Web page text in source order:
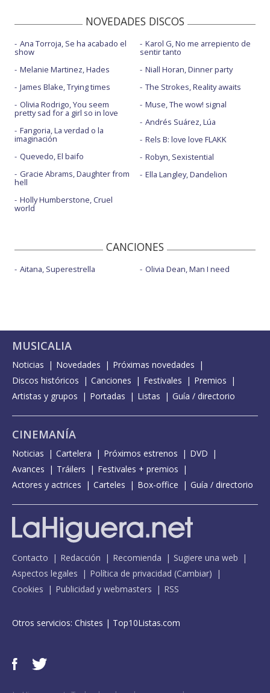
NOVEDADES DISCOS
Ana Torroja, Se ha acabado el
show
Melanie Martinez, Hades
James Blake, Trying times
Olivia Rodrigo, You seem
pretty sad for a girl so in love
Fangoria, La verdad o la
imaginación
Quevedo, El baifo
Gracie Abrams, Daughter from
hell
Holly Humberstone, Cruel
world
Karol G, No me arrepiento de
sentir tanto
Niall Horan, Dinner party
The Strokes, Reality awaits
Muse, The wow! signal
Andrés Suárez, Lúa
Rels B: love love FLAKK
Robyn, Sexistential
Ella Langley, Dandelion
CANCIONES
Aitana, Superestrella Olivia Dean, Man I need
MUSICALIA
Noticias Novedades
Próximas novedades
Discos históricos
Canciones Festivales
Premios
Artistas y grupos
Portadas Listas Guía / directorio
CINEMANÍA
Noticias Cartelera Próximos estrenos
DVD
Avances
Tráilers
Festivales + premios
Actores y actrices
Carteles Box-office Guía / directorio
Contacto Redacción Recomienda
Sugiere una web
Aspectos legales
Política de privacidad (Cambiar)
Cookies
Publicidad y webmasters RSS
Otros servicios: Chistes | Top10Listas.com